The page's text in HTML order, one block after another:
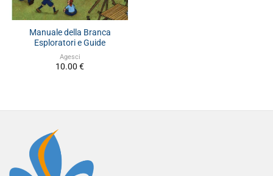
Manuale della Branca
Esploratori e Guide
Agesci
10.00 €